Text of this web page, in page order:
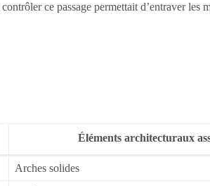
ce passage permettait d’entraver les
Éléments architecturaux
Arches solides